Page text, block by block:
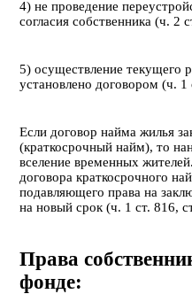
4) не проведение
согласия собственника (ч. 2
5) осуществление текущего
установлено договором (ч.
Если договор найма жилья
(краткосрочный найм), то
вселение временных
договора краткосрочного
подавляющего права на
на новый срок (ч. 1 ст. 816,
Права
фонде: